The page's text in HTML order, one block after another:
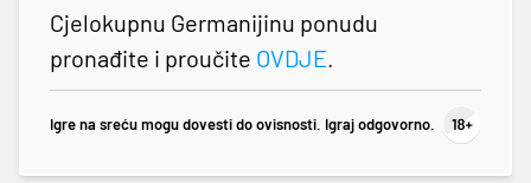
Cjelokupnu Germanijinu ponudu
pronađite i proučite OVDJE.
Igre na sreću mogu dovesti do ovisnosti. Igraj odgovorno.